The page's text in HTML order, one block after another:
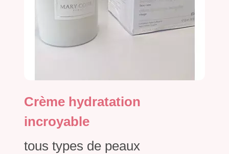
Crème hydratation
incroyable
tous types de peaux